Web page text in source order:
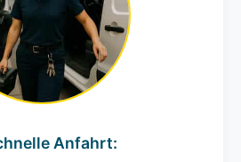
Anfahrt: